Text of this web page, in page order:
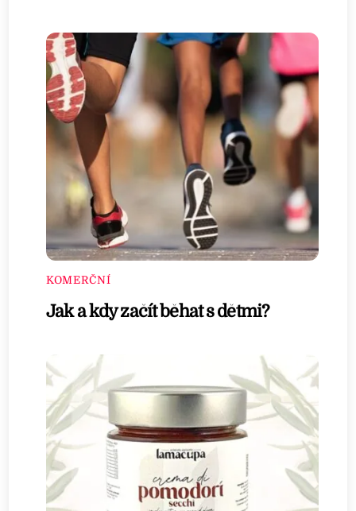
KOMERČNÍ
Jak a kdy začít běhat s dětmi?